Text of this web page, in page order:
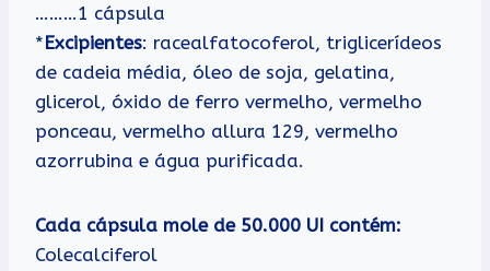
………1 cápsula
*Excipientes: racealfatocoferol, triglicerídeos
de cadeia média, óleo de soja, gelatina,
glicerol, óxido de ferro vermelho, vermelho
ponceau, vermelho allura 129, vermelho
azorrubina e água purificada.
Cada cápsula mole de 50.000 UI contém:
Colecalciferol